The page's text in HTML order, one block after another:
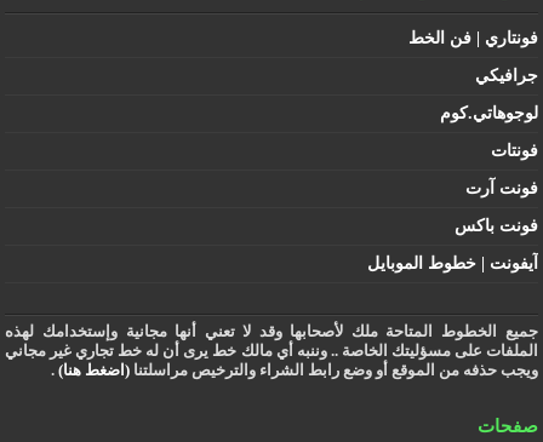
فونتاري | فن الخط
جرافيكي
لوجوهاتي.كوم
فونتات
فونت آرت
فونت باكس
آيفونت | خطوط الموبايل
جميع الخطوط المتاحة ملك لأصحابها وقد لا تعني أنها مجانية وإستخدامك لهذه
الملفات على مسؤليتك الخاصة .. وننبه أي مالك خط يرى أن له خط تجاري غير مجاني
ويجب حذفه من الموقع أو وضع رابط الشراء والترخيص مراسلتنا(اضغط هنا) .
صفحات